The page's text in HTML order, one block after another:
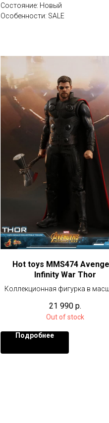
Состояние: Новый
Особенности: SALE
Hot toys MMS474
Infinity War Thor
Коллекционная фигурка в
21 990 р.
Out of stock
Подробнее